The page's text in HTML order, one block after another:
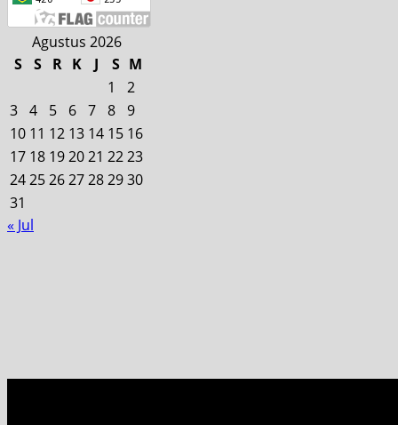
Agustus 2026
S
S R K J S M
1
2
3 4 5 6 7 8 9
10 11 12 13 14 15 16
17 18 192021 2223
24252627282930
31
« Jul